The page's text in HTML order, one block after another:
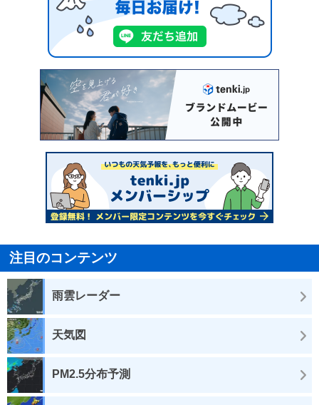
注目のコンテンツ
雨雲レーダー
天気図
PM2.5分布予測